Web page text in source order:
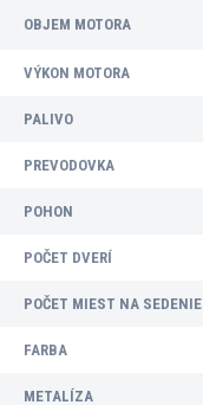
OBJEM MOTORA
VÝKON MOTORA
PALIVO
PREVODOVKA
POHON
POČET DVERÍ
POČET MIEST NA SEDENIE
FARBA
METALÍZA